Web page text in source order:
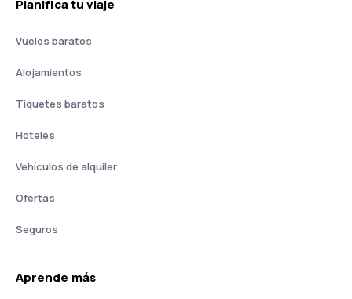
Planifica tu viaje
Vuelos baratos
Alojamientos
Tiquetes baratos
Hoteles
Vehículos de alquiler
Ofertas
Seguros
Aprende más